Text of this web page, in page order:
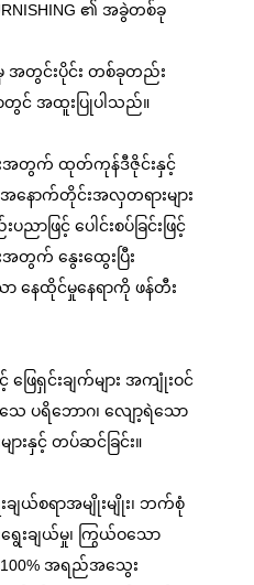
၏ အခွဲတစ်ခု
တွင်းပိုင်း တစ်ခုတည်း
ာတွင် အထူးပြုပါသည်။
အတွက် ထုတ်ကုန်ဒီဇိုင်းနှင့်
ောက်တိုင်းအလှတရားများ
ဖြင့် ပေါင်းစပ်ခြင်းဖြင့်
တွက် နွေးထွေးပြီး
နေထိုင်မှုနေရာကို ဖန်တီး
ေရှင်းချက်များ အကျုံးဝင်
ေ ပရိဘောဂ၊ လျော့ရဲသော
ားနှင့် တပ်ဆင်ခြင်း။
ယ်စရာအမျိုးမျိုး၊ ဘက်စုံ
ေးချယ်မှု၊ ကြွယ်ဝသော
အရည်အသွေး